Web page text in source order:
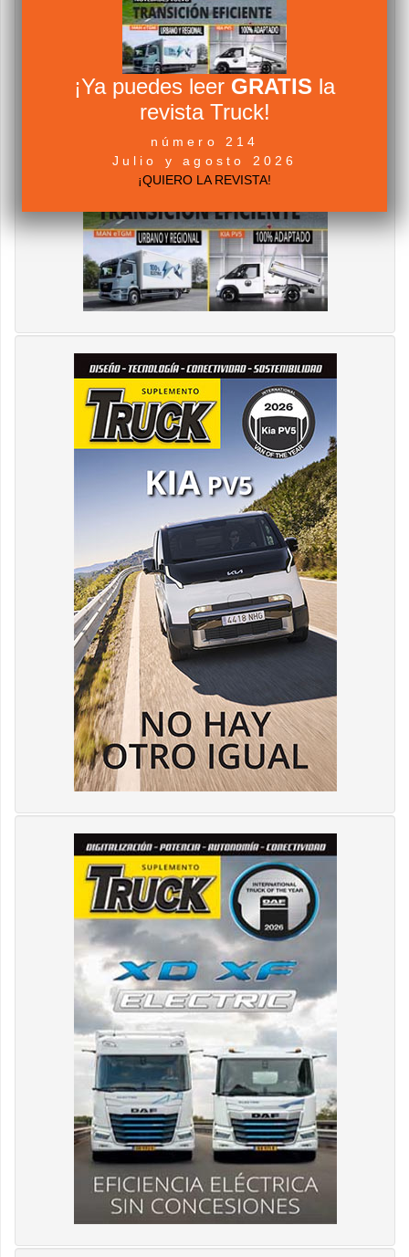
¡Ya puedes leer GRATIS la
revista Truck!
número 214
Julio y agosto 2026
¡QUIERO LA REVISTA!